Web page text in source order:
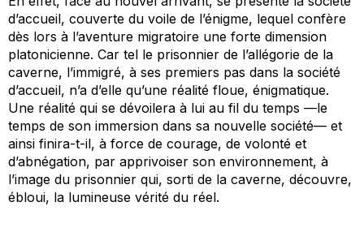
d’accueil, couverte du voile de l’énigme, lequel confère
dès lors à l’aventure migratoire une forte dimension
platonicienne. Car tel le prisonnier de l’allégorie de la
caverne, l’immigré, à ses premiers pas dans la société
d’accueil, n’a d’elle qu’une réalité floue, énigmatique.
Une réalité qui se dévoilera à lui au fil du temps —le
temps de son immersion dans sa nouvelle société— et
ainsi finira-t-il, à force de courage, de volonté et
d’abnégation, par apprivoiser son environnement, à
l’image du prisonnier qui, sorti de la caverne, découvre,
ébloui, la lumineuse vérité du réel.